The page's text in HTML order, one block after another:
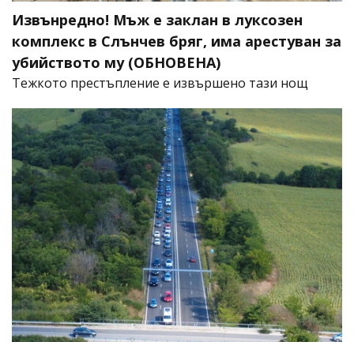
Извънредно! Мъж е заклан в луксозен
комплекс в Слънчев бряг, има арестуван за
убийството му (ОБНОВЕНА)
​Тежкото престъпление е извършено тази нощ